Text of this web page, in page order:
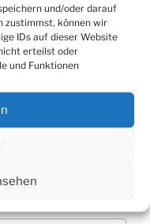
und/oder darauf
zustimmst, können wir
IDs auf dieser Website
erteilst oder
und Funktionen